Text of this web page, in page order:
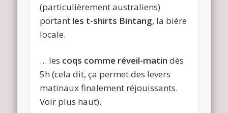
(particulièrement australiens)
portant les t-shirts Bintang, la bière
locale.
… les coqs comme réveil-matin dès
5h (cela dit, ça permet des levers
matinaux finalement réjouissants.
Voir plus haut).